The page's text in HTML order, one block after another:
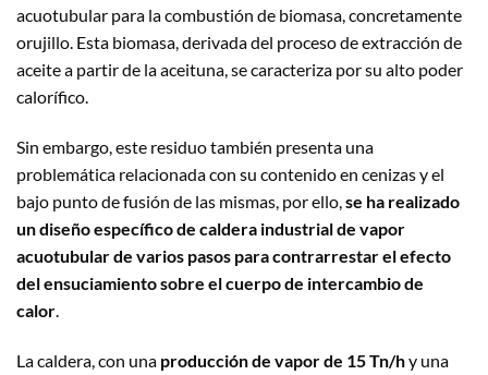
acuotubular para la combustión de biomasa, concretamente
orujillo. Esta biomasa, derivada del proceso de extracción de
aceite a partir de la aceituna, se caracteriza por su alto poder
calorífico.
Sin embargo, este residuo también presenta una
problemática relacionada con su contenido en cenizas y el
bajo punto de fusión de las mismas, por ello,se ha realizado
un diseño específico de caldera industrial de vapor
acuotubular de varios pasos para contrarrestar el efecto
del ensuciamiento sobre el cuerpo de intercambio de
calor.
La caldera, con una producción de vapor de 15 Tn/hy una